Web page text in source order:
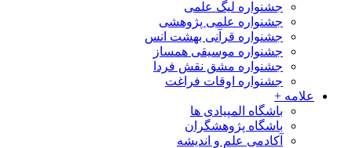
جشنواره لیگ علمی
جشنواره علمی پژوهشی
جشنواره قرآنی بهشت انس
جشنواره موسیقی همساز
جشنواره مشق نقش فردا
جشنواره اوقات فراغت
علامه +
باشگاه المپیادی ها
باشگاه پژوهشگران
آکادمی علم و اندیشه